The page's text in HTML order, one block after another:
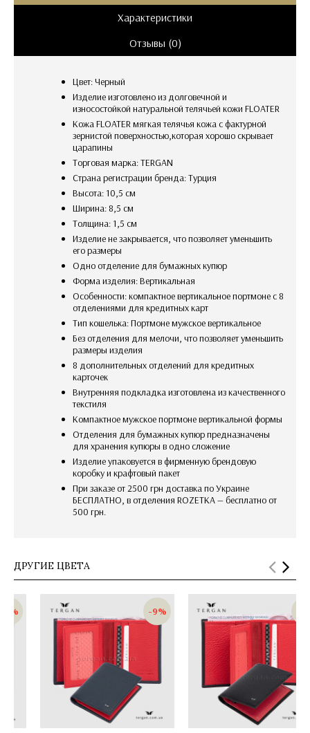
Характеристики
Отзывы (0)
Цвет: Черный
Изделие изготовлено из долговечной и
износостойкой натуральной телячьей кожи FLOATER
Кожа FLOATER мягкая телячья кожа с фактурной
зернистой поверхностью,которая хорошо скрывает
царапины
Торговая марка: TERGAN
Страна регистрации бренда: Турция
Высота: 10,5 см
Ширина: 8,5 см
Толщина: 1,5 см
изделие не закрывается, что позволяет уменьшить
его размеры
одно отделение для бумажных купюр
Форма изделия: Вертикальная
Особенности: компактное вертикальное портмоне с 8
отделениями для кредитных карт
Тип кошелька: Портмоне мужское вертикальное
без отделения для мелочи, что позволяет уменьшить
размеры изделия
8 дополнительных отделений для кредитных
карточек
внутренняя подкладка изготовлена из качественного
текстиля
компактное мужское портмоне вертикальной формы
отделения для бумажных купюр предназначены
для хранения купюры в одно сложение
изделие упаковуется в фирменную брендовую
коробку и крафтовый пакет
При заказе от 2500 грн доставка по Украине
БЕСПЛАТНО, в отделения ROZETKA — бесплатно от
500 грн.
ДРУГИЕ ЦВЕТА